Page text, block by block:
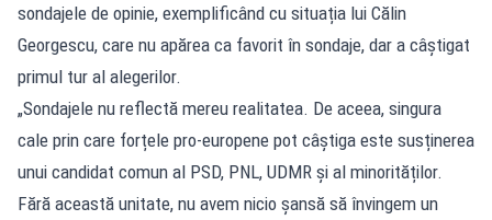
sondajele de opinie, exemplificând cu situația lui Călin
Georgescu, care nu apărea ca favorit în sondaje, dar a câștigat
primul tur al alegerilor.
„Sondajele nu reflectă mereu realitatea. De aceea, singura
cale prin care forțele pro-europene pot câștiga este susținerea
unui candidat comun al PSD, PNL, UDMR și al minorităților.
Fără această unitate, nu avem nicio șansă să învingem un